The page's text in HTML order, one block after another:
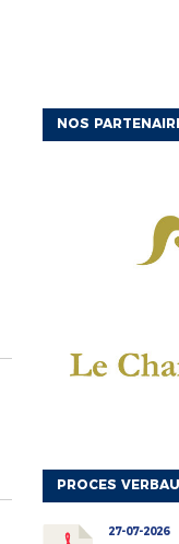
NOS
PROCES
27-07-2026